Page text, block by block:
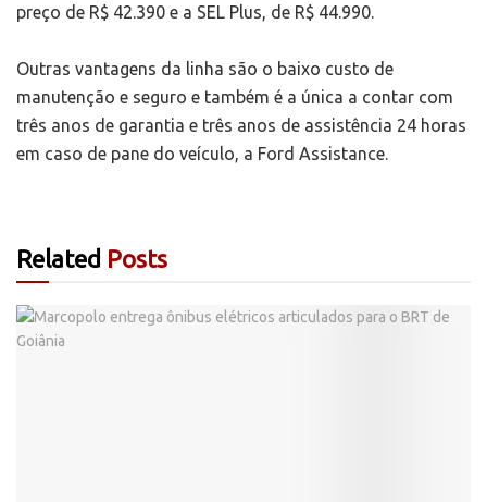
preço de R$ 42.390 e a SEL Plus, de R$ 44.990.
Outras vantagens da linha são o baixo custo de
manutenção e seguro e também é a única a contar com
três anos de garantia e três anos de assistência 24 horas
em caso de pane do veículo, a Ford Assistance.
Related Posts